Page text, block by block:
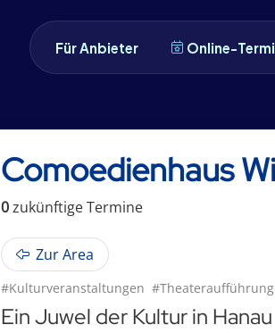
Für Anbieter Online-
Comoedienhaus
0zukünftigeTermine
Zur Area
#Kulturveranstaltungen
Ein Juwel der Kultur in Hanau